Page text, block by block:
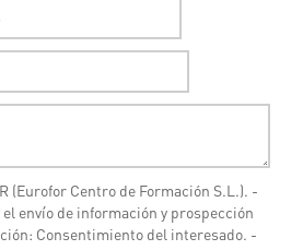
(Eurofor Centro de Formación S.L.). -
envío de información y prospección
Consentimiento del interesado. -